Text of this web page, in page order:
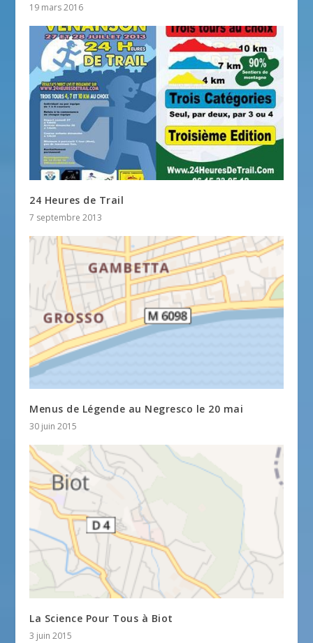
19 mars 2016
24 Heures de Trail
7 septembre 2013
Menus de Légende au Negresco le 20 mai
30 juin 2015
La Science Pour Tous à Biot
3 juin 2015